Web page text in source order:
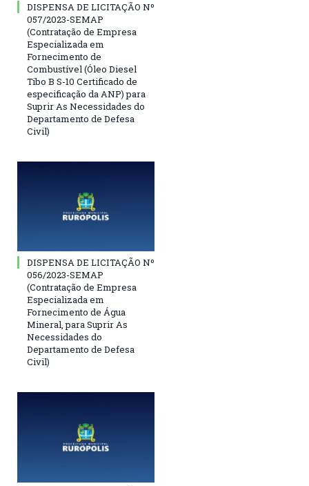
DISPENSA DE LICITAÇÃO Nº
057/2023-SEMAP
(Contratação de Empresa
Especializada em
Fornecimento de
Combustível (Óleo Diesel
Tibo B S-10 Certificado de
especificação da ANP) para
Suprir As Necessidades do
Departamento de Defesa
Civil)
DISPENSA DE LICITAÇÃO Nº
056/2023-SEMAP
(Contratação de Empresa
Especializada em
Fornecimento de Água
Mineral, para Suprir As
Necessidades do
Departamento de Defesa
Civil)